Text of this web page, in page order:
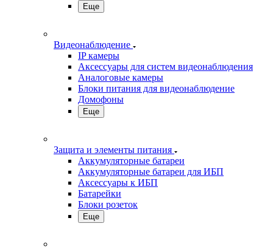
Еще
Видеонаблюдение
IP камеры
Аксессуары для систем видеонаблюдения
Аналоговые камеры
Блоки питания для видеонаблюдение
Домофоны
Еще
Защита и элементы питания
Аккумуляторные батареи
Аккумуляторные батареи для ИБП
Аксессуары к ИБП
Батарейки
Блоки розеток
Еще